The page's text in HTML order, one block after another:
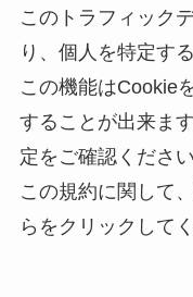
このトラフィック
り、個人を特定す
この機能はCookie
することが出来ま
定をご確認ください
この規約に関して
らをクリックして